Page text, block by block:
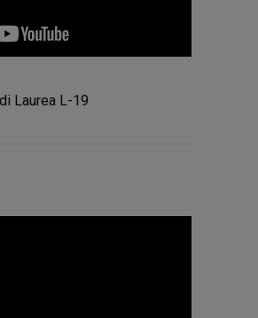
Laurea L-19